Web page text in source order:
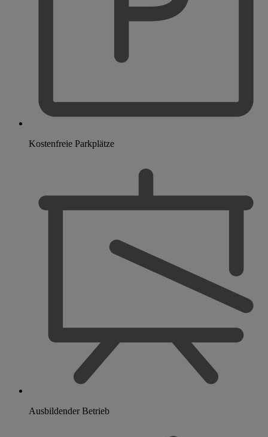
Kostenfreie Parkplätze
Ausbildender Betrieb